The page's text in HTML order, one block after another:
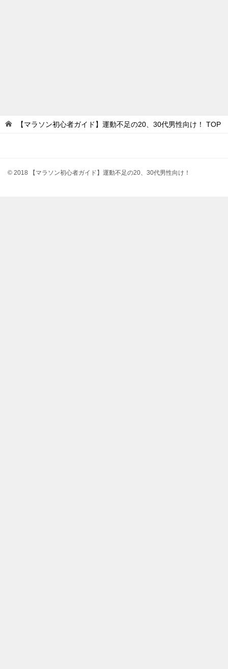
【マラソン初心者ガイド】運動不足の20、30代男性向け！ TOP
© 2018 【マラソン初心者ガイド】運動不足の20、30代男性向け！